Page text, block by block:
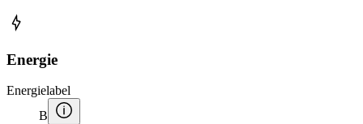
Energie
Energielabel
B